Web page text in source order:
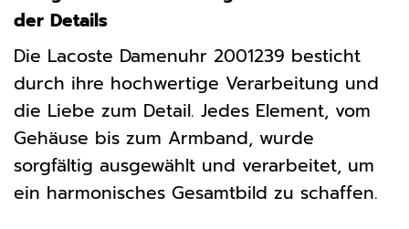
der Details
Die Lacoste Damenuhr 2001239 besticht
durch ihre hochwertige Verarbeitung und
die Liebe zum Detail. Jedes Element, vom
Gehäuse bis zum Armband, wurde
sorgfältig ausgewählt und verarbeitet, um
ein harmonisches Gesamtbild zu schaffen.